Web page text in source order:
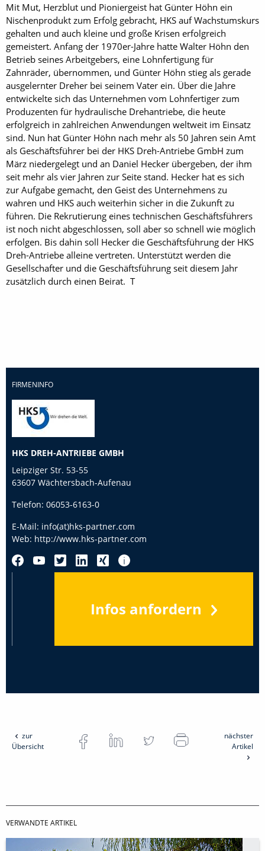
Mit Mut, Herzblut und Pioniergeist hat Günter Höhn ein
Nischenprodukt zum Erfolg gebracht, HKS auf Wachstumskurs
gehalten und auch kleine und große Krisen erfolgreich
gemeistert. Anfang der 1970er-Jahre hatte Walter Höhn den
Betrieb seines Arbeitgebers, eine Lohnfertigung für
Zahnräder, übernommen, und Günter Höhn stieg als gerade
ausgelernter Dreher bei seinem Vater ein. Über die Jahre
entwickelte sich das Unternehmen vom Lohnfertiger zum
Produzenten für hydraulische Drehantriebe, die heute
erfolgreich in zahlreichen Anwendungen weltweit im Einsatz
sind. Nun hat Günter Höhn nach mehr als 50 Jahren sein Amt
als Geschäftsführer bei der HKS Dreh-Antriebe GmbH zum
März niedergelegt und an Daniel Hecker übergeben, der ihm
seit mehr als vier Jahren zur Seite stand. Hecker hat es sich
zur Aufgabe gemacht, den Geist des Unternehmens zu
wahren und HKS auch weiterhin sicher in die Zukunft zu
führen. Die Rekrutierung eines technischen Geschäftsführers
ist noch nicht abgeschlossen, soll aber so schnell wie möglich
erfolgen. Bis dahin soll Hecker die Geschäftsführung der HKS
Dreh-Antriebe alleine vertreten. Unterstützt werden die
Gesellschafter und die Geschäftsführung seit diesem Jahr
zusätzlich durch einen Beirat. T
FIRMENINFO
HKS DREH-ANTRIEBE GMBH
Leipziger Str. 53-55
63607 Wächtersbach-Aufenau
Telefon: 06053-6163-0
E-Mail: info(at)hks-partner.com
Web: http://www.hks-partner.com
Infos anfordern
zur
Übersicht
nächster
Artikel
VERWANDTE ARTIKEL